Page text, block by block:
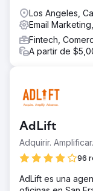
Los Angeles,
Email
Fintech,
A partir de
AdLift
Adquirir.
96
AdLift es una